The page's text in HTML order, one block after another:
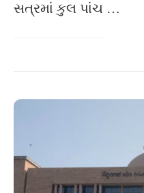
સત્રમાં કુલ પાંચ …